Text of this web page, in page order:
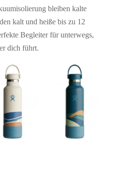
bleiben kalte
kalt und heiße bis zu 12
Begleiter für unterwegs,
dich führt.